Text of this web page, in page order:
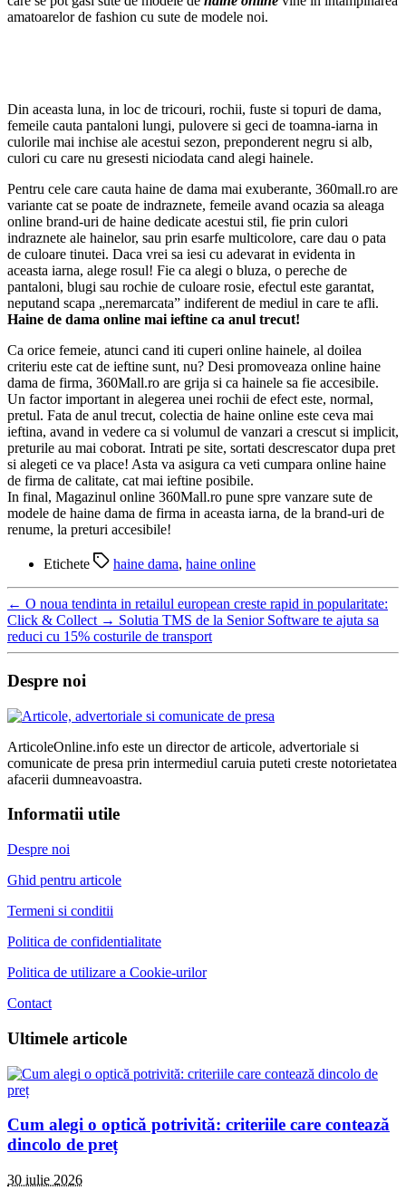
amatoarelor de fashion cu sute de modele noi.
Din aceasta luna, in loc de tricouri, rochii, fuste si topuri de dama,
femeile cauta pantaloni lungi, pulovere si geci de toamna-iarna in
culorile mai inchise ale acestui sezon, preponderent negru si alb,
culori cu care nu gresesti niciodata cand alegi hainele.
Pentru cele care cauta haine de dama mai exuberante, 360mall.ro are
variante cat se poate de indraznete, femeile avand ocazia sa aleaga
online brand-uri de haine dedicate acestui stil, fie prin culori
indraznete ale hainelor, sau prin esarfe multicolore, care dau o pata
de culoare tinutei. Daca vrei sa iesi cu adevarat in evidenta in
aceasta iarna, alege rosul! Fie ca alegi o bluza, o pereche de
pantaloni, blugi sau rochie de culoare rosie, efectul este garantat,
neputand scapa „neremarcata” indiferent de mediul in care te afli.
Haine de dama online mai ieftine ca anul trecut!
Ca orice femeie, atunci cand iti cuperi online hainele, al doilea
criteriu este cat de ieftine sunt, nu? Desi promoveaza online haine
dama de firma, 360Mall.ro are grija si ca hainele sa fie accesibile.
Un factor important in alegerea unei rochii de efect este, normal,
pretul. Fata de anul trecut, colectia de haine online este ceva mai
ieftina, avand in vedere ca si volumul de vanzari a crescut si implicit,
preturile au mai coborat. Intrati pe site, sortati descrescator dupa pret
si alegeti ce va place! Asta va asigura ca veti cumpara online haine
de firma de calitate, cat mai ieftine posibile.
In final, Magazinul online 360Mall.ro pune spre vanzare sute de
modele de haine dama de firma in aceasta iarna, de la brand-uri de
renume, la preturi accesibile!
Etichete haine dama, haine online
← O noua tendinta in retailul european creste rapid in popularitate:
Click & Collect → Solutia TMS de la Senior Software te ajuta sa
reduci cu 15% costurile de transport
Despre noi
ArticoleOnline.info este un director de articole, advertoriale si
comunicate de presa prin intermediul caruia puteti creste notorietatea
afacerii dumneavoastra.
Informatii utile
Despre noi
Ghid pentru articole
Termeni si conditii
Politica de confidentialitate
Politica de utilizare a Cookie-urilor
Contact
Ultimele articole
Cum alegi o optică potrivită: criteriile care contează
dincolo de preț
30 iulie 2026